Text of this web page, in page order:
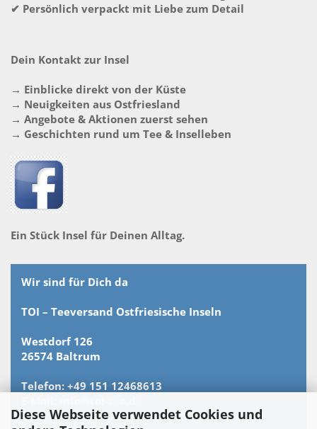
Diese Webseite verwendet Cookies und
✔ Persönlich verpackt mit Liebe zum Detail
Dein Kontakt zur Insel
→ Einblicke direkt von der Küste
→ Neuigkeiten aus Ostfriesland
→ Angebote & Aktionen zuerst sehen
→ Geschichten rund um Tee & Inselleben
Ein Stück Insel für Deinen Alltag.
Wir sind für Dich da
TOI – Teeversand Ostfriesische Inseln
Westdorf 126
26574 Baltrum
Telefon: +49 151 12468613